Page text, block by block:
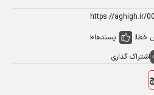
پسندها0
گذاری